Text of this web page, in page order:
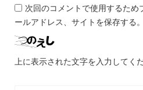
次回のコメントで使用するため
ールアドレス、サイトを保存する。
上に表示された文字を入力してく